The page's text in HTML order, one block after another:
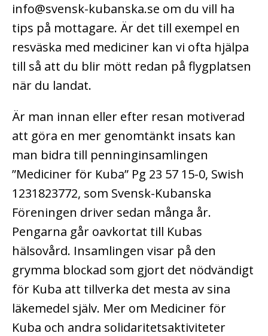
info@svensk-kubanska.se om du vill ha
tips på mottagare. Är det till exempel en
resväska med mediciner kan vi ofta hjälpa
till så att du blir mött redan på flygplatsen
när du landat.
Är man innan eller efter resan motiverad
att göra en mer genomtänkt insats kan
man bidra till penninginsamlingen
”Mediciner för Kuba” Pg 23 57 15-0, Swish
1231823772, som Svensk-Kubanska
Föreningen driver sedan många år.
Pengarna går oavkortat till Kubas
hälsovård. Insamlingen visar på den
grymma blockad som gjort det nödvändigt
för Kuba att tillverka det mesta av sina
läkemedel själv. Mer om Mediciner för
Kuba och andra solidaritetsaktiviteter